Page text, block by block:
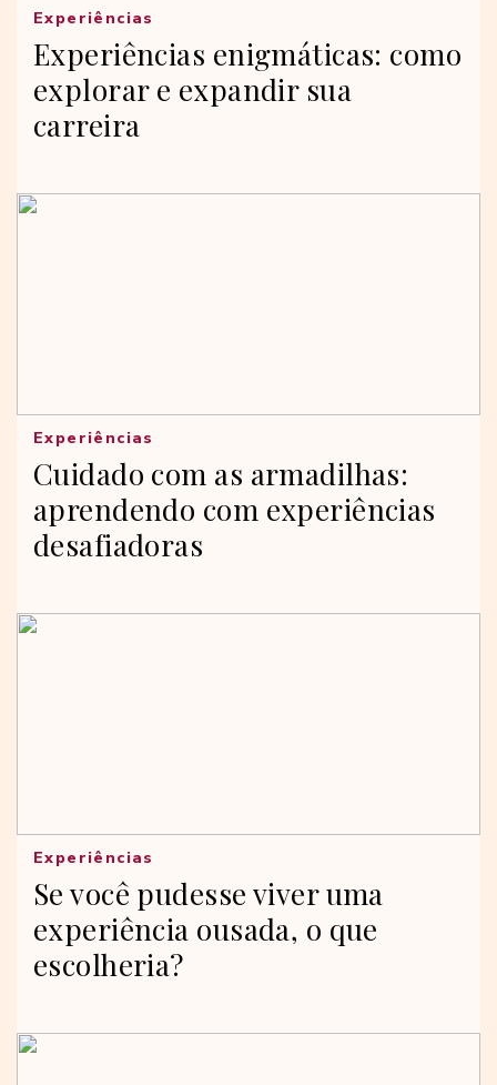
Experiências enigmáticas: como
explorar e expandir sua
carreira
Experiências
Cuidado com as armadilhas:
aprendendo com experiências
desafiadoras
Experiências
Se você pudesse viver uma
experiência ousada, o que
escolheria?
Experiências